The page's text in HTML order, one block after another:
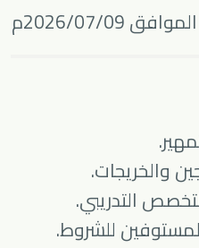
والخريجات.
التدريبي.
للشروط.